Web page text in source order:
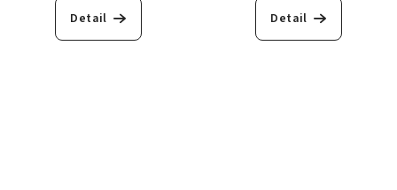
Detail Detail